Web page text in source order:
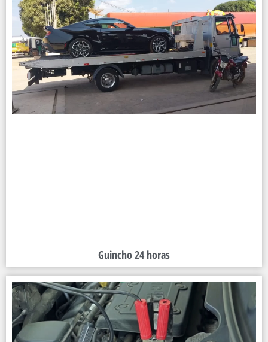
Guincho 24 horas